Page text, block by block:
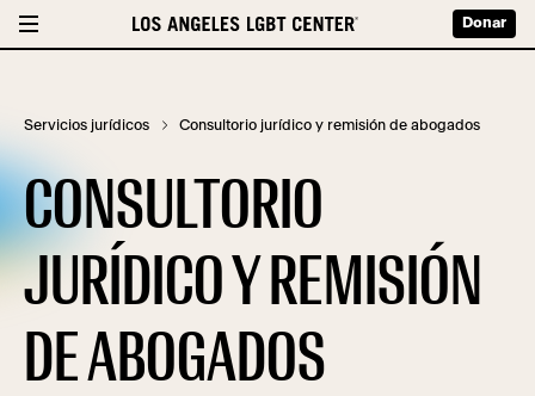
Donar
Servicios jurídicos Consultorio jurídico y remisión de abogados
CONSULTORIO
JURÍDICO Y REMISIÓN
DE ABOGADOS